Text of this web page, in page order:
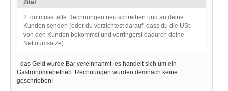
Zitat
2. du musst alle Rechnungen neu schreiben und an deine
Kunden senden (oder du verzichtest darauf, dass du die USt
von den Kunden bekommst und verringerst dadurch deine
Nettoumsätze)
- das Geld wurde Bar vereinnahmt, es handelt sich um ein
Gastronomiebetrieb. Rechnungen wurden demnach keine
geschrieben!